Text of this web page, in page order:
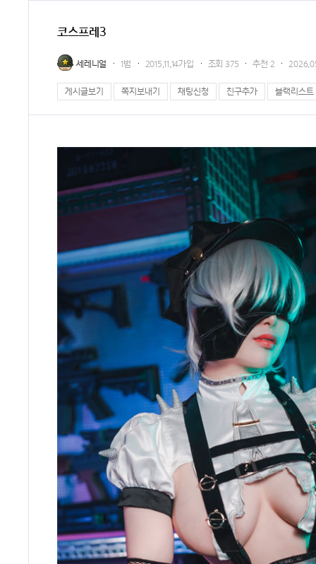
코스프레3
세레니얼 1범 2015.11.14가입 조회 375 추천 2
게시글보기 쪽지보내기 채팅신청 친구추가 블랙리스트